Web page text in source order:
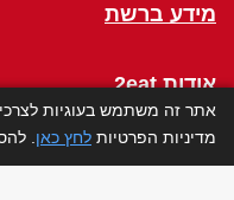
מידע ברשת
אודות 2eat
אתר זה משתמש בעוגיות
מדיניות הפרטיות לחץ כאן .